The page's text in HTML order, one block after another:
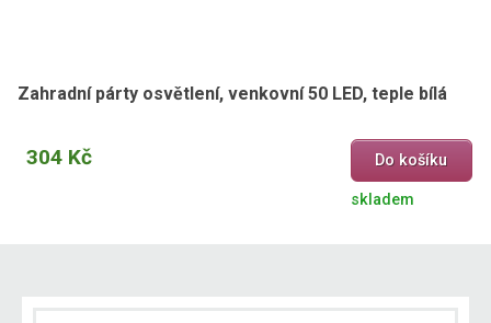
Zahradní párty osvětlení, venkovní 50 LED, teple bílá
304 Kč Do košíku
skladem